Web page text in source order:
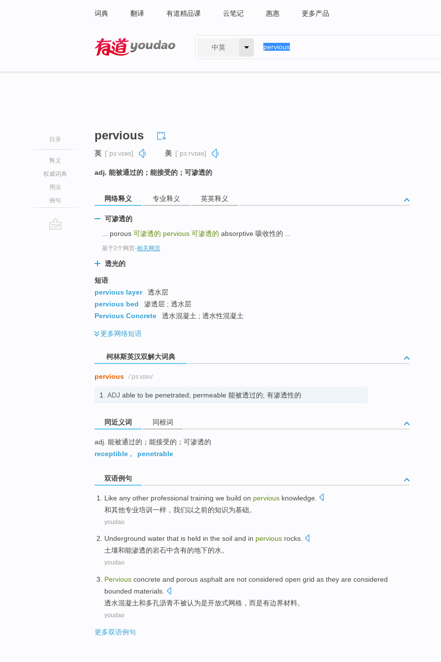
词典 翻译 有道精品课 云笔记 惠惠 更多产品
中英
目录
释义
权威词典
用法
例句
pervious
英 [ˈpɜːvɪəs] 美 [ˈpɜːrvɪəs]
adj. 能被通过的；能接受的；可渗透的
网络释义 专业释义 英英释义
可渗透的
... porous 可渗透的 pervious 可渗透的 absorptive 吸收性的 ...
基于2个网页-相关网页
透光的
短语
pervious layer
透水层
pervious bed
渗透层 ; 透水层
Pervious Concrete
透水混凝土 ; 透水性混凝土
更多网络短语
柯林斯英汉双解大词典
pervious /ˈpɜːvɪəs/
1. ADJ able to be penetrated; permeable 能被透过的; 有渗透性的
同近义词 同根词
adj. 能被通过的；能接受的；可渗透的
receptible , penetrable
双语例句
Like any other professional training we build on pervious knowledge
和其他专业培训一样， 我们以之前的知识为基础。
youdao
Underground water that is held in the soil and in pervious rocks.
土壤和能渗透的岩石中含有的地下的水。
youdao
Pervious concrete and porous asphalt are not considered open grid as they are considered
bounded materials
透水混凝土和多孔沥青不被认为是开放式网格 ， 而是有边界材料。
youdao
更多双语例句